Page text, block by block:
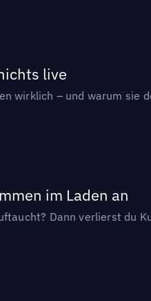
live
wirklich – und warum sie
im Laden an
Dann verlierst du